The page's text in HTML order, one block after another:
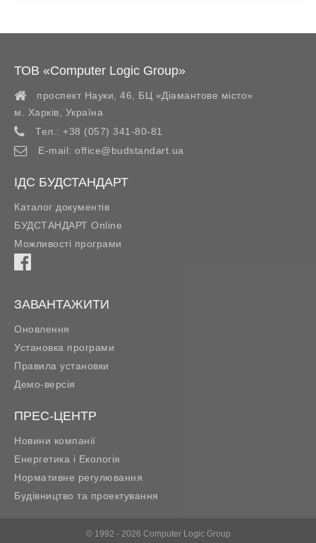
ТОВ «Computer Logic Group»
проспект Науки, 46, БЦ «Діамантове місто»
м. Харків
Україна
Тел.: +38 (057) 341-80-81
E-mail: office@budstandart.ua
ІДС БУДСТАНДАРТ
Каталог документів
БУДСТАНДАРТ Online
Можливості програми
ЗАВАНТАЖИТИ
Оновлення
Установка програми
Правила установки
Демо-версія
ПРЕС-ЦЕНТР
Новини компанії
Енергетика і Екологія
Нормативне регулювання
Будівництво та проектування
© 1992 - 2026 Computer Logic Group